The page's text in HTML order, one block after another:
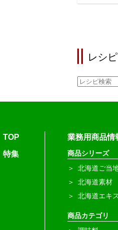
レシ
TOP
特集
業務用商品情
商品シリーズ
北海道ご当
北海道素材
北海道エキス
商品カテゴリ